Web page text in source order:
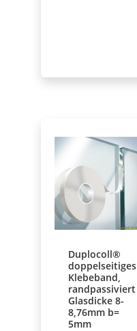
Duplocoll®
doppelseitiges
Klebeband,
randpassiviert
Glasdicke 8-
8,76mm b=
5mm